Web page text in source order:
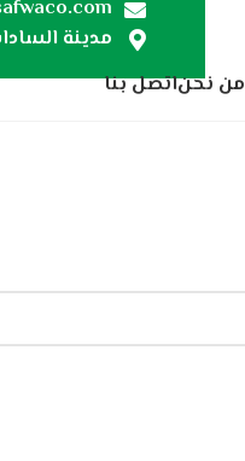
مدينة
من نحناتصل بنا